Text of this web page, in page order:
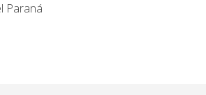
Paraná